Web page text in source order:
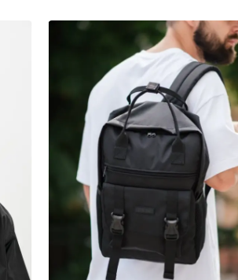
Розмір / 45х28см (+15 см у відкритому
Матеріал / Еко-шкіра
Виробництво / Україна
Колір / Хакі